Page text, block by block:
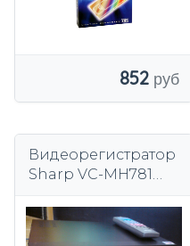
852
Видеорегистратор
Sharp VC-MH781